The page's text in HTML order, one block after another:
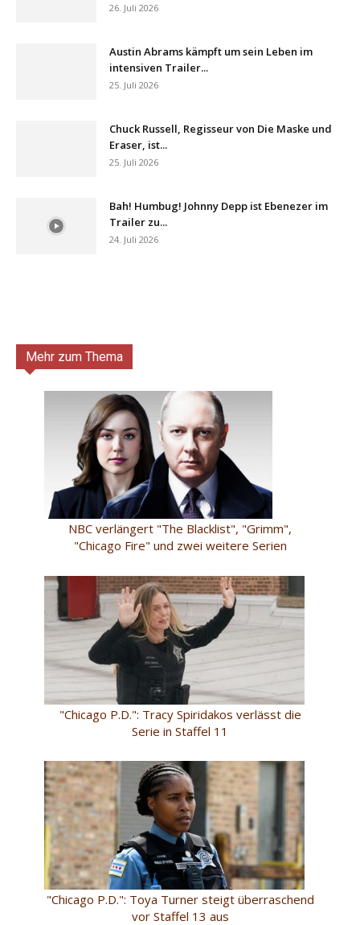
26. Juli 2026
Austin Abrams kämpft um sein Leben im
intensiven Trailer...
25. Juli 2026
Chuck Russell, Regisseur von Die Maske und
Eraser, ist...
25. Juli 2026
Bah! Humbug! Johnny Depp ist Ebenezer im
Trailer zu...
24. Juli 2026
Mehr zum Thema
NBC verlängert "The Blacklist", "Grimm",
"Chicago Fire" und zwei weitere Serien
"Chicago P.D.": Tracy Spiridakos verlässt die
Serie in Staffel 11
"Chicago P.D.": Toya Turner steigt überraschend
vor Staffel 13 aus